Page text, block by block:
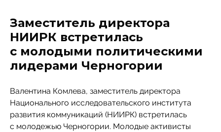
Заместитель директора
НИИРК встретилась
с молодыми политическими
лидерами Черногории
Валентина Комлева, заместитель директора
Национального исследовательского института
развития коммуникаций (НИИРК) встретилась
с молодежью Черногории. Молодые активисты